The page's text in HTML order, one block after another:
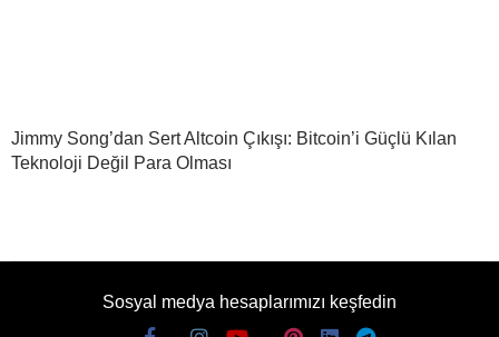
Jimmy Song’dan Sert Altcoin Çıkışı: Bitcoin’i Güçlü Kılan
Teknoloji Değil Para Olması
Sosyal medya hesaplarımızı keşfedin